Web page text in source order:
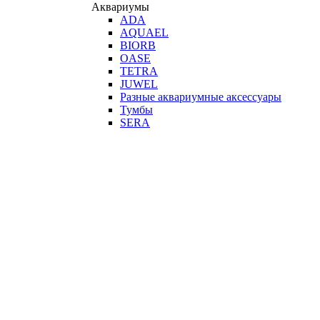
Аквариумы
ADA
AQUAEL
BIORB
OASE
TETRA
JUWEL
Разные аквариумные аксессуары
Тумбы
SERA